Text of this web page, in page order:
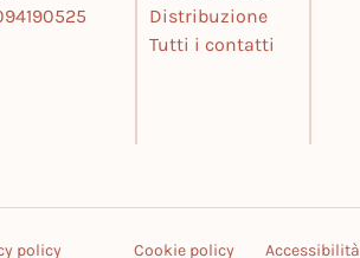
Distribuzione
Tutti i contatti
policy Cookie policy Accessibilità